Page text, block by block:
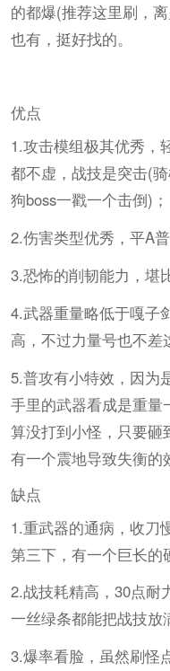
的都爆(推荐这里刷，
也有，挺好找的。
优点
1.攻击模组极其优秀，
都不虚，战技是突击(
狗boss一戳一个击倒)；
2.伤害类型优秀，平A
3.恐怖的削韧能力，堪
4.武器重量略低于嘎子
高，不过力量号也不差
5.普攻有小特效，因为
手里的武器看成是重
算没打到小怪，只要
有一个震地导致失衡的
缺点
1.重武器的通病，收刀
第三下，有一个巨长的
2.战技耗精高，30点耐
一丝绿条都能把战技放
3.爆率看脸，虽然刷怪